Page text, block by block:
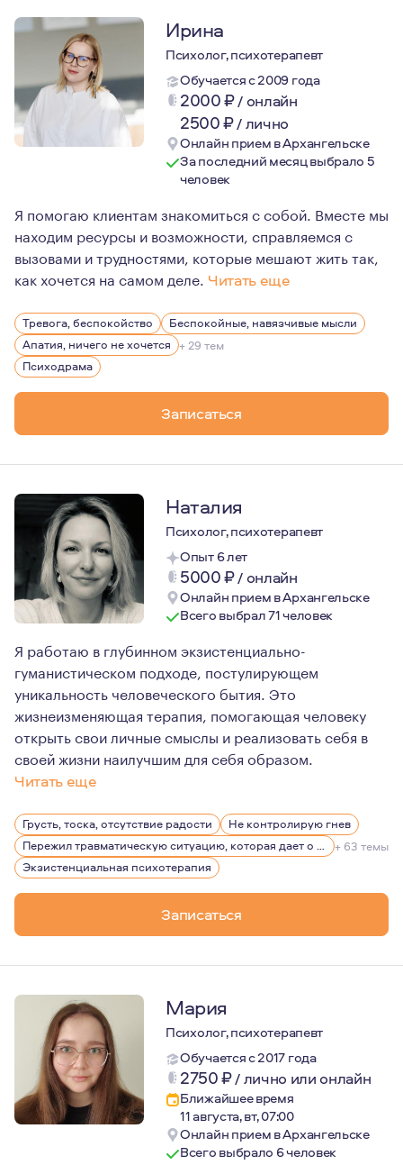
Ирина
Психолог, психотерапевт
Обучается с 2009 года
2000₽/ онлайн
2500₽/лично
Онлайн прием в Архангельске
За последний месяц выбрало 5
человек
Я помогаю клиентам знакомиться с собой. Вместе мы
находим ресурсы и возможности, справляемся с
вызовами и трудностями, которые мешают жить так,
как хочется на самом деле. Читать еще
По первому образованию я музеолог и работаю в
Тревога, беспокойство
Беспокойные, навязчивые мысли
Апатия, ничего не хочется + 29 тем
Психодрама
Записаться
Наталия
Психолог, психотерапевт
Опыт 6 лет
5000₽/ онлайн
Онлайн прием в Архангельске
Всего выбрал 71 человек
Я работаю в глубинном экзистенциально-
гуманистическом подходе, постулирующем
уникальность человеческого бытия. Это
жизнеизменяющая терапия, помогающая человеку
открыть свои личные смыслы и реализовать себя в
своей жизни наилучшим для себя образом.
Читать еще
Я очень люблю мое дело. Поэтому я постоянно учусь:
Я очень строго придерживаюсь норм и правил
Опыт моей личной терапии более 350 часов (и
Из моего бакалаврского исследования получилась
Грусть, тоска, отсутствие радости
Не контролирую гнев
Пережил травматическую ситуацию, которая дает о себе знать, беспокоит, вызывает эмоции
+ 63 темы
Экзистенциальная психотерапия
Записаться
Мария
Психолог, психотерапевт
Обучается с 2017 года
2750₽/лично или онлайн
Ближайшее время
11 августа, вт, 07:00
Онлайн прием в Архангельске
Всего выбрало 6 человек